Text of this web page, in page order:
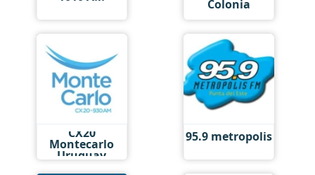
Colonia
CX20
Montecarlo
Uruguay
95.9 metropolis